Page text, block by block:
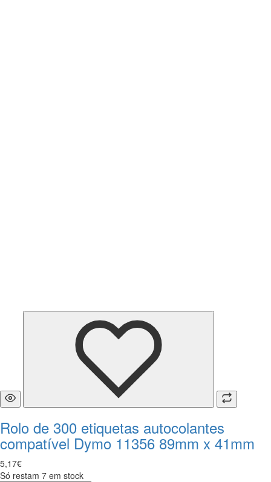
Rolo de 300 etiquetas autocolantes
compatível Dymo 11356 89mm x 41mm
5,17€
Só restam 7 em stock